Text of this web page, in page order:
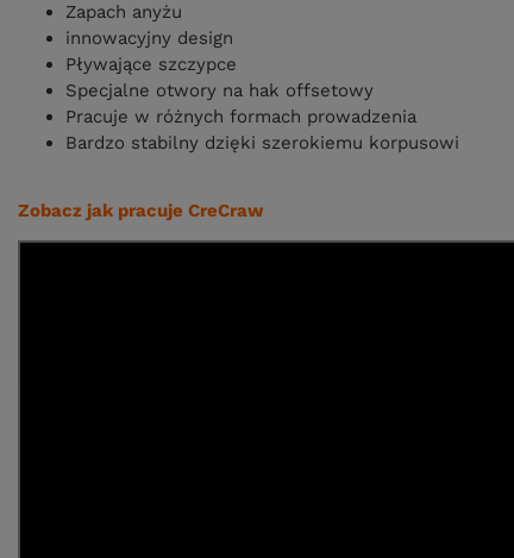
Zapach anyżu
innowacyjny design
Pływające szczypce
Specjalne otwory na hak offsetowy
Pracuje w różnych formach prowadzenia
Bardzo stabilny dzięki szerokiemu korpusowi
Zobacz jak pracuje CreCraw